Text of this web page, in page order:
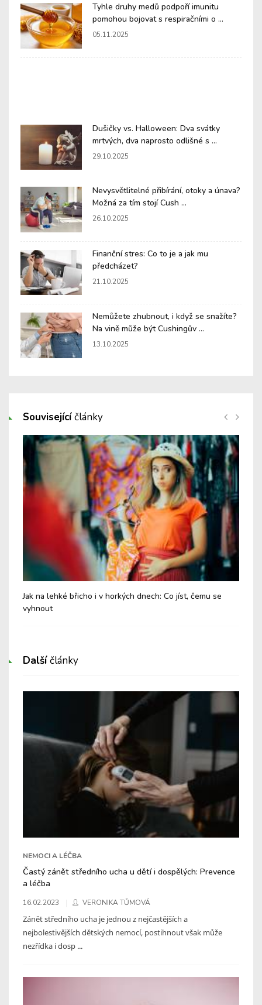
Tyhle druhy medů podpoří imunitu
pomohou bojovat s respiračními o ...
05.11.2025
Dušičky vs. Halloween: Dva svátky
mrtvých, dva naprosto odlišné s ...
29.10.2025
Nevysvětlitelné přibírání, otoky a únava?
Možná za tím stojí Cush ...
26.10.2025
Finanční stres: Co to je a jak mu
předcházet?
21.10.2025
Nemůžete zhubnout, i když se snažíte?
Na vině může být Cushingův ...
13.10.2025
Souvisejícíčlánky
Jak na lehké břicho i v horkých dnech: Co jíst, čemu se
vyhnout
Dalšíčlánky
NEMOCI A LÉČBA
Častý zánět středního ucha u dětí i dospělých: Prevence
a léčba
16.02.2023 VERONIKA TŮMOVÁ
Zánět středního ucha je jednou z nejčastějších a
nejbolestivějších dětských nemocí, postihnout však může
nezřídka i dosp ...